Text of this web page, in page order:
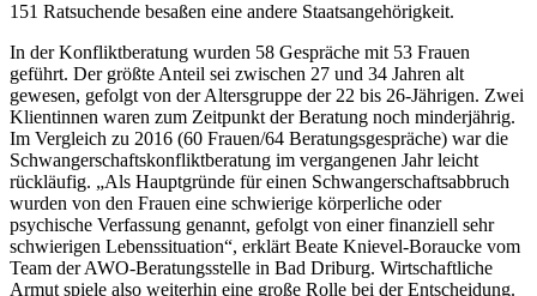
151 Ratsuchende besaßen eine andere Staatsangehörigkeit.
In der Konfliktberatung wurden 58 Gespräche mit 53 Frauen
geführt. Der größte Anteil sei zwischen 27 und 34 Jahren alt
gewesen, gefolgt von der Altersgruppe der 22 bis 26-Jährigen. Zwei
Klientinnen waren zum Zeitpunkt der Beratung noch minderjährig.
Im Vergleich zu 2016 (60 Frauen/64 Beratungsgespräche) war die
Schwangerschaftskonfliktberatung im vergangenen Jahr leicht
rückläufig. „Als Hauptgründe für einen Schwangerschaftsabbruch
wurden von den Frauen eine schwierige körperliche oder
psychische Verfassung genannt, gefolgt von einer finanziell sehr
schwierigen Lebenssituation“, erklärt Beate Knievel-Boraucke vom
Team der AWO-Beratungsstelle in Bad Driburg. Wirtschaftliche
Armut spiele also weiterhin eine große Rolle bei der Entscheidung.